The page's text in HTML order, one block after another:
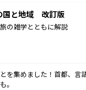
国と地域 改訂版
の雑学とともに解説
を集めました！首都、言
。